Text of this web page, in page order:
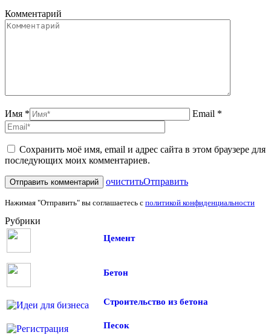
Комментарий
Имя * Email *
Сохранить моё имя, email и адрес сайта в этом браузере для
последующих моих комментариев.
очиститьОтправить
Нажимая "Отправить" вы соглашаетесь с политикой конфиденциальности
Рубрики
Цемент
Бетон
Строительство из бетона
Песок